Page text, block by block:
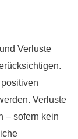
Verluste
Verluste
– sofern kein